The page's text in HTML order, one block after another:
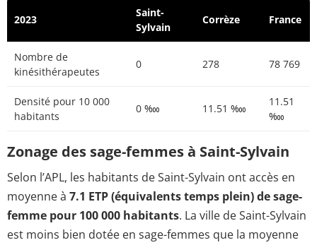
2023
Saint-
Sylvain
Corrèze France
Nombre de
kinésithérapeutes
0 278 78 769
Densité pour 10 000
habitants
0 ‱ 11.51 ‱
11.51
‱
Zonage des sage-femmes à Saint-Sylvain
Selon l’APL, les habitants de Saint-Sylvain ont accès en
moyenne à 7.1 ETP (équivalents temps plein) de sage-
femme pour 100 000 habitants. La ville de Saint-Sylvain
est moins bien dotée en sage-femmes que la moyenne